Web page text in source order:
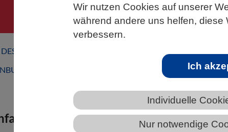
Wir nutzen Cookies auf unserer
während andere uns helfen, diese
verbessern.
Ich
Individuelle
Nur notwendige
VBIO